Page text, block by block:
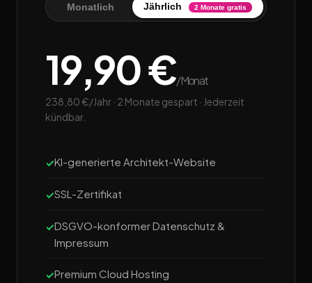
Monatlich Jährlich 2 Monate gratis
19,90 €/Monat
238,80 €/Jahr · 2 Monate gespart · Jederzeit
kündbar.
KI-generierte Architekt-Website
SSL-Zertifikat
DSGVO-konformer Datenschutz &
Impressum
Premium Cloud Hosting